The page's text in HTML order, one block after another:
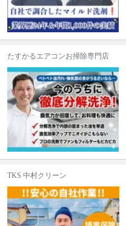
たすかるエアコンお掃除専門店
TKS 中村クリーン